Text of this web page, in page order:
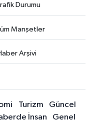
Durumu
Manşetler
Arşivi
Turizm
Güncel
İnsan Genel